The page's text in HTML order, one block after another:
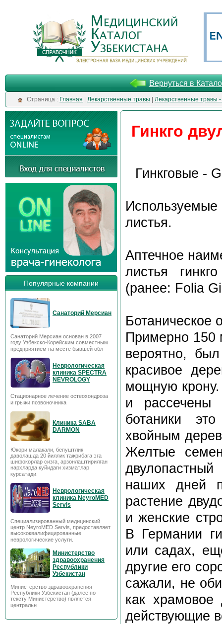
Вернуться в
Cтраница : Главная Лекарственные травы Лекарственные травы -
Популярные компании
Санаторий Мерсиан
Санаторий Мерсиан основан в 2007
году Узбекско-Корейским совместным
предприятием на месте бывшей обл
Неврологическая
клиника SPECTRA
NEVROLOGY
Стационарное лечение остеохондроза
и грыжи позвоночника
Клиника SABA
DARMON
Юкори малакали, бепуштлик
даволашда 20 йиллик тажрибага эга
шифокорлар сизга, арзонлаштирилган
нархларда куйидаги хизматлар
курсатади.
Неврологическая
клиника NeyroMED
Servis
Специализированный медицинский
центр NeyroMED Servis, предоставляет
высококвалифицированные
неврологические услуги.
Министерство
здравоохранения
Республики
Узбекистан
Министерство здравоохранения
Республики Узбекистан (далее по
тексту Министерство) является
центральн
Гинкго
Гинкговые -
Используемые
листья.
Аптечное
листья
(ранее: Folia
Ботаническое
Примерно 150
вероятно,
красивое
мощную
и рассечены
ботаники
хвойным
Желтые
наших дней
растение
и женские
В Германии
или садах,
другие его
сажали, не
как храмовое
действующие